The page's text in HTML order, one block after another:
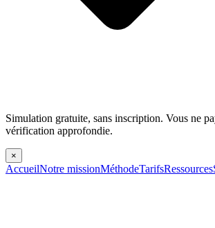
Simulation gratuite, sans inscription. Vous ne
vérification approfondie.
×
AccueilNotre missionMéthodeTarifsRessources